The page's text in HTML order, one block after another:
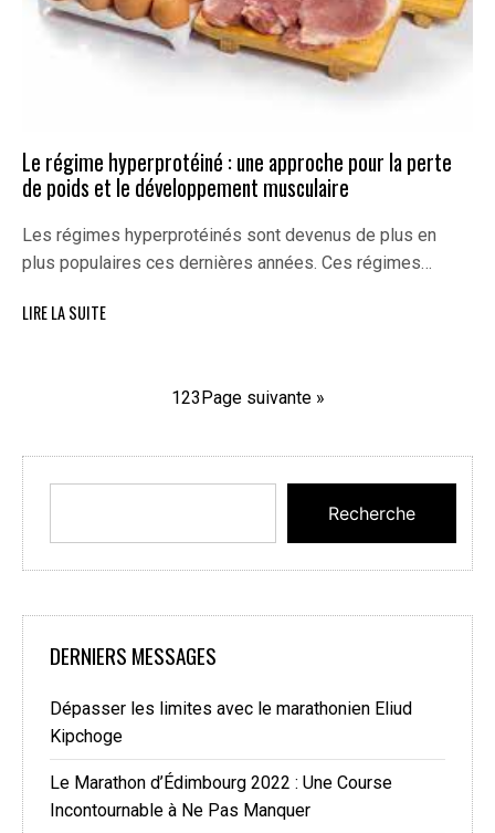
Le régime hyperprotéiné : une approche pour la perte
de poids et le développement musculaire
Les régimes hyperprotéinés sont devenus de plus en
plus populaires ces dernières années. Ces régimes…
LIRE LA SUITE
123Page suivante »
Recherche
DERNIERS MESSAGES
Dépasser les limites avec le marathonien Eliud
Kipchoge
Le Marathon d’Édimbourg 2022 : Une Course
Incontournable à Ne Pas Manquer